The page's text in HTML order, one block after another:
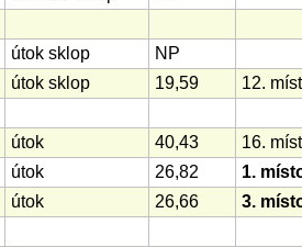
útok sklop
NP
útok sklop 19,59 12.
útok 40,43
16.
útok 26,82
1.
útok 26,66 3.